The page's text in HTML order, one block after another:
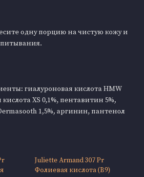
одну порцию на чистую кожу и
гиалуроновая кислота HMW
кислота XS 0,1%, пентавитин 5%,
1,5%, аргинин, пантенол
Juliette Armand 307 Pr
Фолиевая кислота (B9)